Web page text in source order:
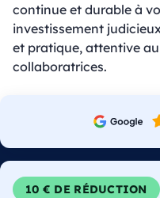
continue et durable à
investissement
et pratique, attentive
collaboratrices.
10 € DE RÉDUCTION